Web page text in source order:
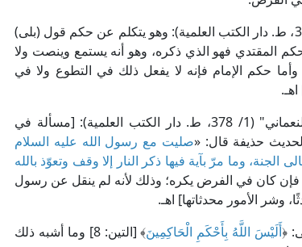
قال الإمام بدر الدين العيني في "البناية شرح الهداية" (2/ 321، ط. دار الكتب العلمية): وهو يتكلم عن حكم قول (بلى)
حكم المقتدي فهو الذي ذكره، وهو أنه يستمع وينصت ولا
حكم الإمام فإنه لا يفعل ذلك في التطوع ولا في
وقال العلامة ابن مازه في "المحيط البرهاني في الفقه النعماني" (1/ 378، ط. دار الكتب العلمية): [مسألة في
حذيفة قال: «صليت مع رسول الله عليه السلام
الجنة، وما مرّ بآية فيها ذكر النار إلا وقف وتعوّذ بالله
فإن كان في الفرض يكره؛ وذلك لأنه لم ينقل عن رسول
وشر الأمور محدثاتها] اهـ.
﴿أَلَيْسَ اللَّهُ بِأَحْكَمِ الْحَاكِمِينَ
﴾ [التين: 8] وما أشبه ذلك